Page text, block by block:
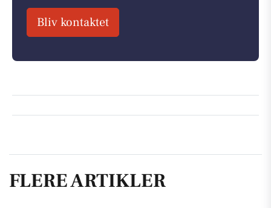
Bliv kontaktet
FLERE ARTIKLER